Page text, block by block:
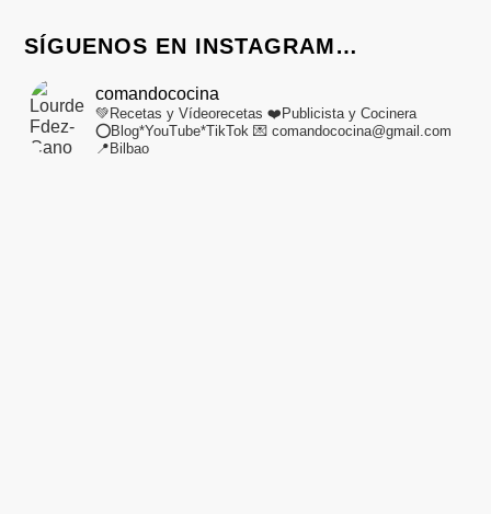
SÍGUENOS EN INSTAGRAM…
comandococina
💚Recetas y Vídeorecetas ❤️Publicista y Cocinera
⭕Blog*YouTube*TikTok 💌 comandococina@gmail.com
📍Bilbao